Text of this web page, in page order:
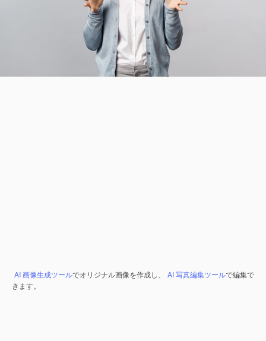
AI 画像生成ツールでオリジナル画像を作成し、 AI 写真編集ツールで編集で
きます。